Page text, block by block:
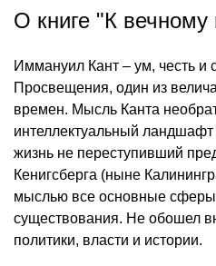
О книге "К вечному
Иммануил Кант – ум, честь и
Просвещения, один из
времен. Мысль Канта
интеллектуальный
жизнь не переступивший
Кенигсберга (ныне
мыслью все основные сферы
существования. Не обошел
политики, власти и истории.